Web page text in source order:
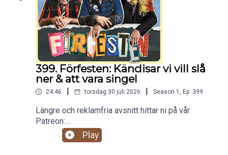
399. Förfesten: Kändisar vi vill slå
ner & att vara singel
24:46 torsdag 30 juli 2026 Season 1 , Ep. 399
Längre och reklamfria avsnitt hittar ni på vår
Patreon:
https://www.patreon.com/c/randommakingmovie
Play